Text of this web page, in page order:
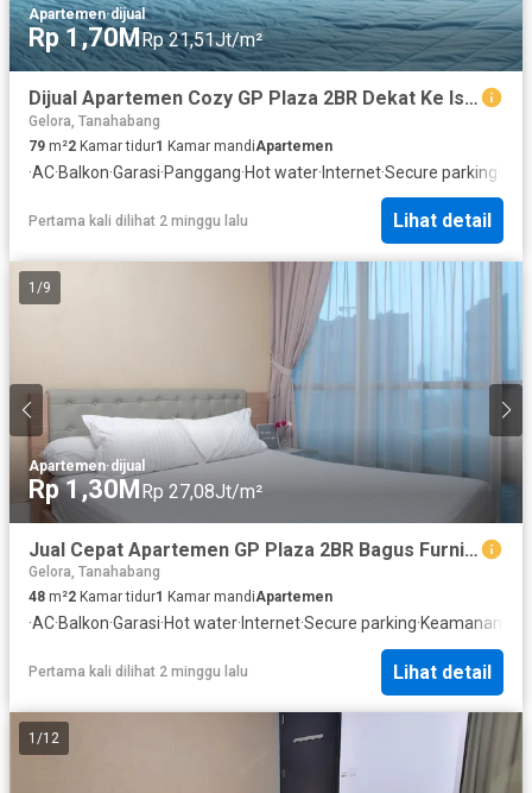
Apartemen·dijual
Rp 1,70MRp 21,51Jt/m²
Dijual Apartemen Cozy GP Plaza 2BR Dekat Ke Istora Senayan & JDC
Gelora, Tanahabang
79 m²2 Kamar tidur1 Kamar mandiApartemen
·AC·Balkon·Garasi·Panggang·Hot water· Internet·Secure parking
Pertama kali dilihat 2 minggu lalu Lihat detail
1 /9
Apartemen·dijual
Rp 1,30MRp 27,08Jt/m²
Jual Cepat Apartemen GP Plaza 2BR Bagus Furnished Near Gedung DPR/MPR
Gelora, Tanahabang
48 m²2 Kamar tidur1 Kamar mandiApartemen
·AC·Balkon·Garasi·Hot water· Internet·Secure parking·Keamanan
Pertama kali dilihat 2 minggu lalu Lihat detail
1 /12